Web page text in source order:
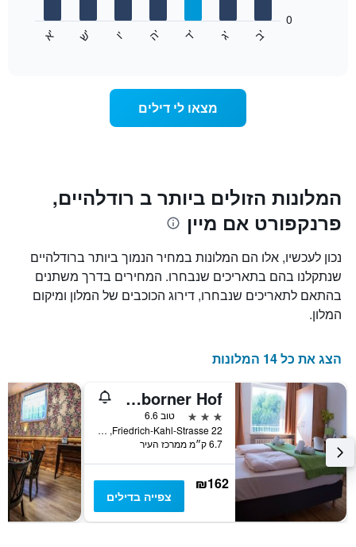
חודשים.
התרשים
התרשים
כולל
1
ציר
המציגים
את
ימי
השבוע.
התרשים
1
Y
המציג
את
מחיר
הממוצע
של
חדר
ב
' ג
' ד
' ה
' ו
' ש
' א
'
0
מצאו לי דילים
המלונות הזולים ביותר ב רודלהיים,
פרנקפורט אם מיין
נכון לעכשיו, אלו הם המלונות במחיר הנמוך ביותר ברודלהיים
שנתקלנו בהם בתאריכים שנבחרו. המחירים בדרך משתנים
בהתאם לתאריכים שנבחרו, דירוג הכוכבים של המלון ומיקום
המלון.
הצג את כל 14 המלונות
Hotel Eschborner Hof
3 כוכבים
טוב 6.6
Friedrich-Kahl-Strasse 22, פרנקפורט אם מיין, הסן, גרמניה
6.7 ק״מ ממרכז העיר
₪162
צפייה בדילים